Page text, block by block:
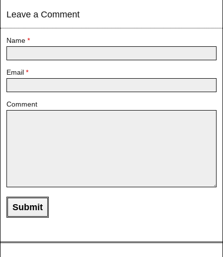
Leave a Comment
Name *
Email *
Comment